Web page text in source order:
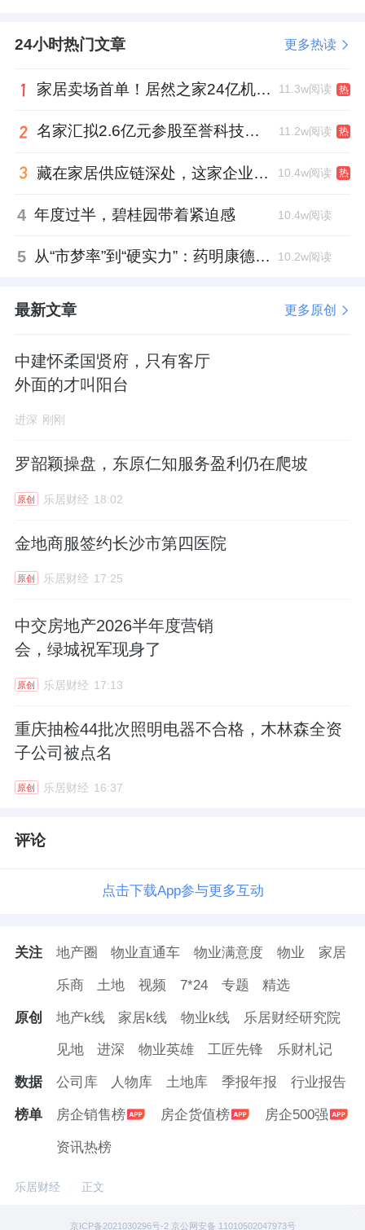
24小时热门文章 更多热读
家居卖场首单！居然之家24亿机构间REITs获深交所无异议函 11.3w阅读 热
名家汇拟2.6亿元参股至誉科技，跨界布局工业级固态存储 11.2w阅读 热
藏在家居供应链深处，这家企业正在悄悄转型 10.4w阅读 热
4 年度过半，碧桂园带着紧迫感 10.4w阅读
5 从“市梦率”到“硬实力”：药明康德如何用业绩填平2021年估值鸿沟？ 10.2w阅读
最新文章 更多原创
中建怀柔国贤府，只有客厅
外面的才叫阳台
进深 刚刚
罗韶颖操盘，东原仁知服务盈利仍在爬坡
原创 乐居财经 18:02
金地商服签约长沙市第四医院
原创 乐居财经 17:25
中交房地产2026半年度营销
会，绿城祝军现身了
原创 乐居财经 17:13
重庆抽检44批次照明电器不合格，木林森全资
子公司被点名
原创 乐居财经 16:37
评论
点击下载App参与更多互动
关注 地产圈 物业直通车 物业满意度 物业 家居
乐商 土地 视频 7*24 专题 精选
原创 地产k线 家居k线 物业k线 乐居财经研究院
见地 进深 物业英雄 工匠先锋 乐财札记
数据 公司库 人物库 土地库 季报年报 行业报告
榜单 房企销售榜 房企货值榜 房企500强
资讯热榜
乐居财经 正文
京ICP备2021030296号-2 京公网安备 11010502047973号